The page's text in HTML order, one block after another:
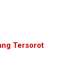
Tersorot